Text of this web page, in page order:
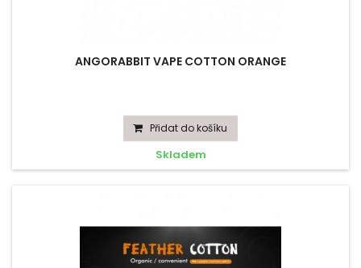
ANGORABBIT VAPE COTTON ORANGE
Přidat do košíku
Skladem